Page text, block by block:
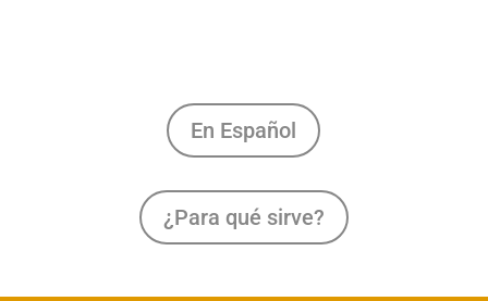
En Español
¿Para qué sirve?